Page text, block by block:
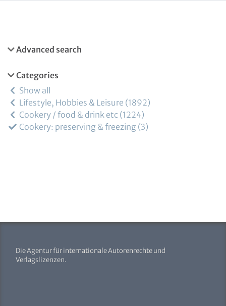
Advanced search
Categories
Show all
Lifestyle, Hobbies & Leisure 1892
Cookery / food & drink etc 1224
Cookery: preserving & freezing 3
Die Agentur für internationale Autorenrechte und
Verlagslizenzen.